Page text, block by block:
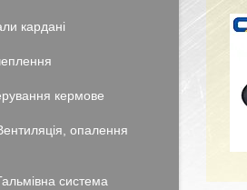
кардані
кермове
опалення
система